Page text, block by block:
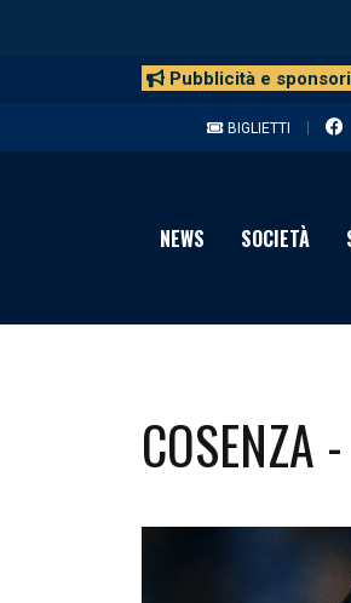
Pubblicità e
BIGLIETTI
NEWS SOCIETÀ
COSENZA